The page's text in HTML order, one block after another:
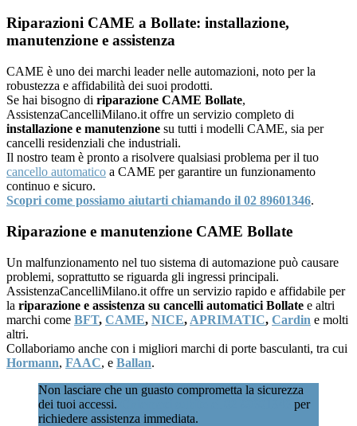
Riparazioni CAME a Bollate: installazione,
manutenzione e assistenza
CAME è uno dei marchi leader nelle automazioni, noto per la
robustezza e affidabilità dei suoi prodotti.
Se hai bisogno di riparazione CAME Bollate,
AssistenzaCancelliMilano.it offre un servizio completo di
installazione e manutenzione su tutti i modelli CAME, sia per
cancelli residenziali che industriali.
Il nostro team è pronto a risolvere qualsiasi problema per il tuo
cancello automatico a CAME per garantire un funzionamento
continuo e sicuro.
Scopri come possiamo aiutarti chiamando il 02 89601346.
Riparazione e manutenzione CAME Bollate
Un malfunzionamento nel tuo sistema di automazione può causare
problemi, soprattutto se riguarda gli ingressi principali.
AssistenzaCancelliMilano.it offre un servizio rapido e affidabile per
la riparazione e assistenza su cancelli automatici Bollate e altri
marchi come BFT, CAME, NICE, APRIMATIC, Cardin e molti
altri.
Collaboriamo anche con i migliori marchi di porte basculanti, tra cui
Hormann, FAAC, e Ballan.
Non lasciare che un guasto comprometta la sicurezza
dei tuoi accessi.
per
richiedere assistenza immediata.